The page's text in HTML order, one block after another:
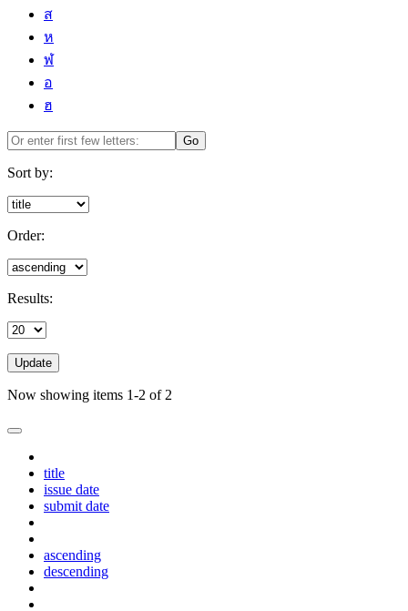
ส
ห
ฬ
อ
ฮ
Go
Sort by:
Order:
Results:
Update
Now showing items 1-2 of 2
title
issue date
submit date
ascending
descending